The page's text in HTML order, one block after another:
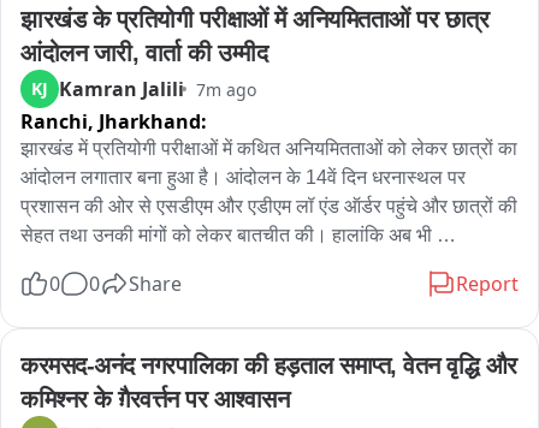
चोर मिड-डे-मील के बर्तन,2 गैस सिलेंडर,1 बोरा राशन,लैपटॉप,टेबलेट,5
पंखे,स्पोर्ट्स किट,FLN किट,मैथ किट,साउंड सिस्टम और जरूरी रजिस्टर
भी उठा ले गए।112के माध्यम से पुलिस को दी गई सूचना है।
विद्यालय प्रशासन ने कुर्रा थाने में तहरीर देकर रिपोर्ट दर्ज करने और कार्रवाई
की मांग की है।
झारखंड के प्रतियोगी परीक्षाओं में अनियमितताओं पर छात्र
आंदोलन जारी, वार्ता की उम्मीद
KJ Kamran Jalili 7m ago
Ranchi, Jharkhand:
झारखंड में प्रतियोगी परीक्षाओं में कथित अनियमितताओं को लेकर छात्रों का
आंदोलन लगातार बना हुआ है। आंदोलन के 14वें दिन धरनास्थल पर
प्रशासन की ओर से एसडीएम और एडीएम लॉ एंड ऑर्डर पहुंचे और छात्रों की
सेहत तथा उनकी मांगों को लेकर बातचीत की। हालांकि अब भी
मिलने शुक्रवार को एसडीएम और एडीएम लॉ एंड ऑर्डर धरनास्थल पहुंचे।
अधिकारियों ने छात्रों का हालचाल जाना।
सरकार से बातचीत के सवाल पर एसडीएम ने कहा कि सभी को सकारात्मक
0 0 Share Report
करमसद-अनंद नगरपालिका की हड़ताल समाप्त, वेतन वृद्धि और
कमिश्नर के ग़ैरवर्त्तन पर आश्वासन